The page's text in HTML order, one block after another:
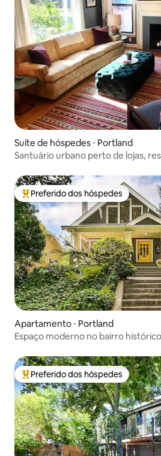
Suíte de hóspedes ⋅ Portland
Santuário urbano perto de lojas,
Entre os melhores preferidos dos
Preferido dos hóspedes
Apartamento ⋅ Portland
Espaço moderno no bairro
Entre os melhores preferidos dos
Preferido dos hóspedes